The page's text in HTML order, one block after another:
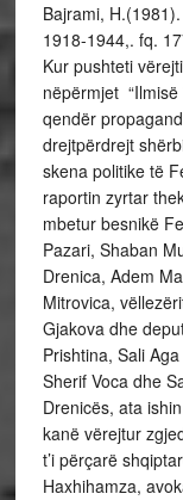
Bajrami,
1918-1944,. fq.
Kur pushteti
nëpërmjet
qendër
drejtpërdrejt
skena politike të
raportin zyrtar
mbetur besnikë
Pazari, Shaban
Drenica, Adem
Mitrovica,
Gjakova dhe
Prishtina, Sali
Sherif Voca dhe
Drenicës, ata
kanë vërejtur
t’i përçarë
Haxhihamza,